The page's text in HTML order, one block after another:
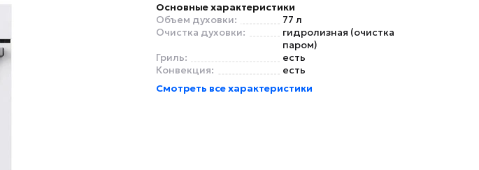
Основные характеристики
Объем духовки:
77 л
Очистка духовки:
гидролизная (очистка
паром)
Гриль:
есть
Конвекция:
есть
Смотреть все характеристики